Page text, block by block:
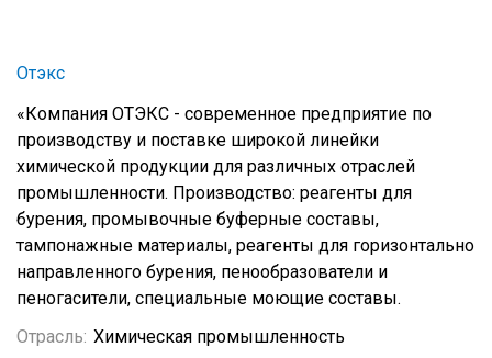
Отэкс
«Компания ОТЭКС - современное предприятие по
производству и поставке широкой линейки
химической продукции для различных отраслей
промышленности. Производство: реагенты для
бурения, промывочные буферные составы,
тампонажные материалы, реагенты для горизонтально
направленного бурения, пенообразователи и
пеногасители, специальные моющие составы.
Отрасль: Химическая промышленность